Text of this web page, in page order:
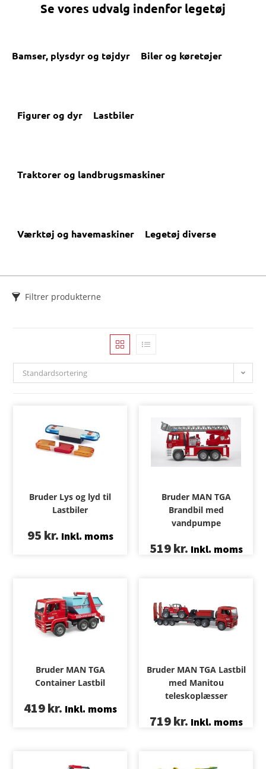
Se vores udvalg indenfor legetøj
Bamser, plysdyr og tøjdyr Biler og køretøjer
Figurer og dyr Lastbiler
Traktorer og landbrugsmaskiner
Værktøj og havemaskiner Legetøj diverse
Filtrer produkterne
Standardsortering
Bruder Lys og lyd til
Lastbiler
95 kr. Inkl. moms
Bruder MAN TGA
Brandbil med
vandpumpe
519kr. Inkl. moms
Bruder MAN TGA
Container Lastbil
419kr. Inkl. moms
Bruder MAN TGA Lastbil
med Manitou
teleskoplæsser
719kr. Inkl. moms